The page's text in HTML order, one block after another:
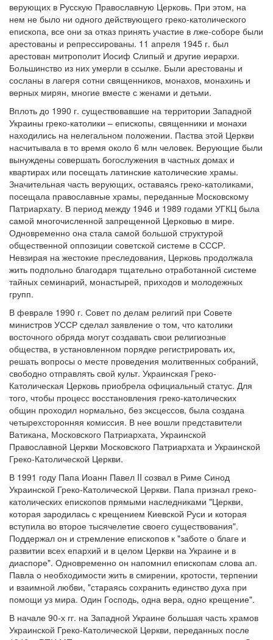
верующих в Русскую Православную Церковь. При этом, на
нем не было ни одного действующего греко-католического
епископа, все они за отказ принять участие в лже-соборе были
арестованы и репрессированы. 11 апреля 1945 г. был
арестован митрополит Иосиф Слипый и другие иерархи.
Большинство из них умерли в ссылке. Были арестованы и
сосланы в лагеря сотни священников, монахов, монахинь и
верных мирян, многие вместе с женами и детьми.
Вплоть до 1990 г. существовавшие на территории Западной
Украины греко-католики – епископы, священники и монахи
находились на нелегальном положении. Паства этой Церкви
насчитывала в то время около 6 млн человек. Верующие были
вынуждены совершать богослужения в частных домах и
квартирах или посещать латинские католические храмы.
Значительная часть верующих, оставаясь греко-католиками,
посещала православные храмы, переданные Московскому
Патриархату. В период между 1946 и 1989 годами УГКЦ была
самой многочисленной запрещенной Церковью в мире.
Одновременно она стала самой большой структурой
общественной оппозиции советской системе в СССР.
Невзирая на жестокие преследования, Церковь продолжала
жить подпольно благодаря тщательно отработанной системе
тайных семинарий, монастырей, приходов и молодежных
групп.
В феврале 1990 г. Совет по делам религий при Совете
министров УССР сделал заявление о том, что католики
восточного обряда могут создавать свои религиозные
общества, в установленном порядке регистрировать их,
решать вопросы о месте проведения молитвенных собраний,
свободно отправлять свой культ. Украинская Греко-
Католическая Церковь приобрела официальный статус. Для
того, чтобы процесс восстановления греко-католических
общин проходил нормально, без эксцессов, была создана
четырехсторонняя комиссия. В нее вошли представители
Ватикана, Московского Патриархата, Украинской
Православной Церкви Московского Патриархата и Украинской
Греко-Католической Церкви.
В 1991 году Папа Иоанн Павел II созвал в Риме Синод
Украинской Греко-Католической Церкви. Папа признал греко-
католических епископов прямыми наследниками "Церкви,
которая зародилась с крещением Киевской Руси и которая
вступила во второе тысячелетие своего существования".
Поддержал он и стремление епископов к "заботе о благе и
развитии всех епархий и в целом Церкви на Украине и в
диаспоре". Одновременно он напомнил епископам слова ап.
Павла о необходимости жить в смирении, кротости, терпении
и взаимной любви, "стараясь сохранить единство духа при
помощи уз мира. Один Господь, одна вера, одно крещение".
В начале 90-х гг. на Западной Украине большая часть храмов
Украинской Греко-Католической Церкви, переданных после